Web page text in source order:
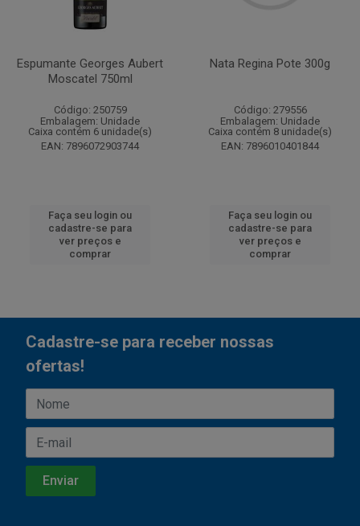
Espumante Georges Aubert
Moscatel 750ml
Código: 250759
Embalagem: Unidade
Caixa contém 6 unidade(s)
EAN: 7896072903744
Faça seu login ou
cadastre-se para
ver preços e
comprar
Nata Regina Pote 300g
Código: 279556
Embalagem: Unidade
Caixa contém 8 unidade(s)
EAN: 7896010401844
Faça seu login ou
cadastre-se para
ver preços e
comprar
Cadastre-se para receber nossas
ofertas!